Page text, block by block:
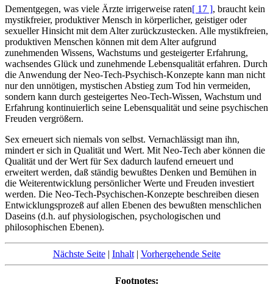
Dementgegen, was viele Ärzte irrigerweise raten[ 17 ], braucht kein
mystikfreier, produktiver Mensch in körperlicher, geistiger oder
sexueller Hinsicht mit dem Alter zurückzustecken. Alle mystikfreien,
produktiven Menschen können mit dem Alter aufgrund
zunehmenden Wissens, Wachstums und gesteigerter Erfahrung,
wachsendes Glück und zunehmende Lebensqualität erfahren. Durch
die Anwendung der Neo-Tech-Psychisch-Konzepte kann man nicht
nur den unnötigen, mystischen Abstieg zum Tod hin vermeiden,
sondern kann durch gesteigertes Neo-Tech-Wissen, Wachstum und
Erfahrung kontinuierlich seine Lebensqualität und seine psychischen
Freuden vergrößern.
Sex erneuert sich niemals von selbst. Vernachlässigt man ihn,
mindert er sich in Qualität und Wert. Mit Neo-Tech aber können die
Qualität und der Wert für Sex dadurch laufend erneuert und
erweitert werden, daß ständig bewußtes Denken und Bemühen in
die Weiterentwicklung persönlicher Werte und Freuden investiert
werden. Die Neo-Tech-Psychischen-Konzepte beschreiben diesen
Entwicklungsprozeß auf allen Ebenen des bewußten menschlichen
Daseins (d.h. auf physiologischen, psychologischen und
philosophischen Ebenen).
Nächste Seite| Inhalt| Vorhergehende Seite
Footnotes: